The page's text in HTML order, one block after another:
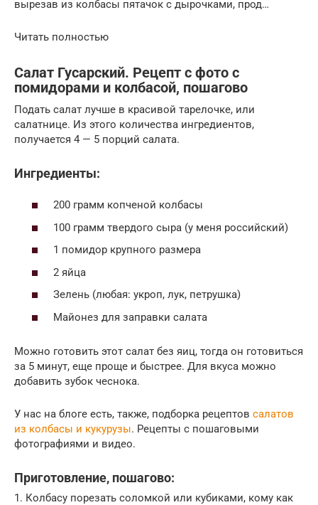
вырезав из колбасы пятачок с дырочками, прод…
Читать полностью
Салат Гусарский. Рецепт с фото с
помидорами и колбасой, пошагово
Подать салат лучше в красивой тарелочке, или
салатнице. Из этого количества ингредиентов,
получается 4 — 5 порций салата.
Ингредиенты:
200 грамм копченой колбасы
100 грамм твердого сыра (у меня российский)
1 помидор крупного размера
2 яйца
Зелень (любая: укроп, лук, петрушка)
Майонез для заправки салата
Можно готовить этот салат без яиц, тогда он готовиться
за 5 минут, еще проще и быстрее. Для вкуса можно
добавить зубок чеснока.
У нас на блоге есть, также, подборка рецептов салатов
из колбасы и кукурузы. Рецепты с пошаговыми
фотографиями и видео.
Приготовление, пошагово:
1. Колбасу порезать соломкой или кубиками, кому как